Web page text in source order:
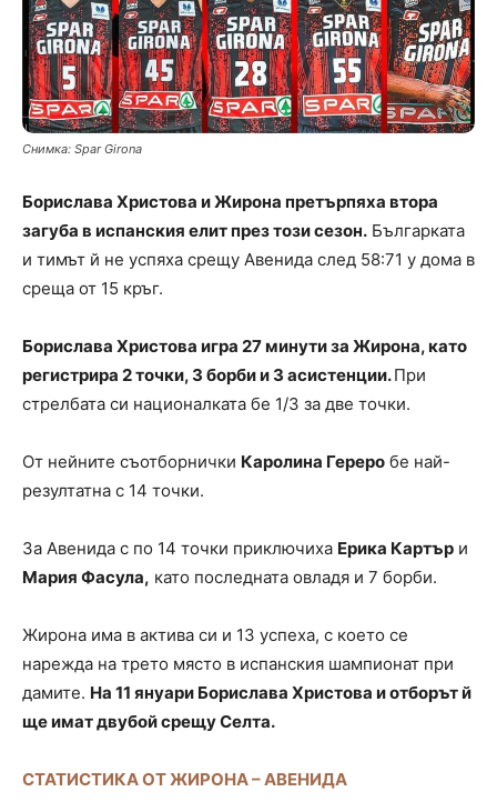
Снимка: Spar Girona
Борислава Христова и Жирона претърпяха втора
загуба в испанския елит през този сезон. Българката
и тимът й не успяха срещу Авенида след 58:71 у дома в
среща от 15 кръг.
Борислава Христова игра 27 минути за Жирона, като
регистрира 2 точки, 3 борби и 3 асистенции.При
стрелбата си националката бе 1/3 за две точки.
От нейните съотборнички Каролина Гереро бе най-
резултатна с 14 точки.
За Авенида с по 14 точки приключиха Ерика Картър и
Мария Фасула, като последната овладя и 7 борби.
Жирона има в актива си и 13 успеха, с което се
нарежда на трето място в испанския шампионат при
дамите. На 11 януари Борислава Христова и отборът й
ще имат двубой срещу Селта.
СТАТИСТИКА ОТ ЖИРОНА – АВЕНИДА